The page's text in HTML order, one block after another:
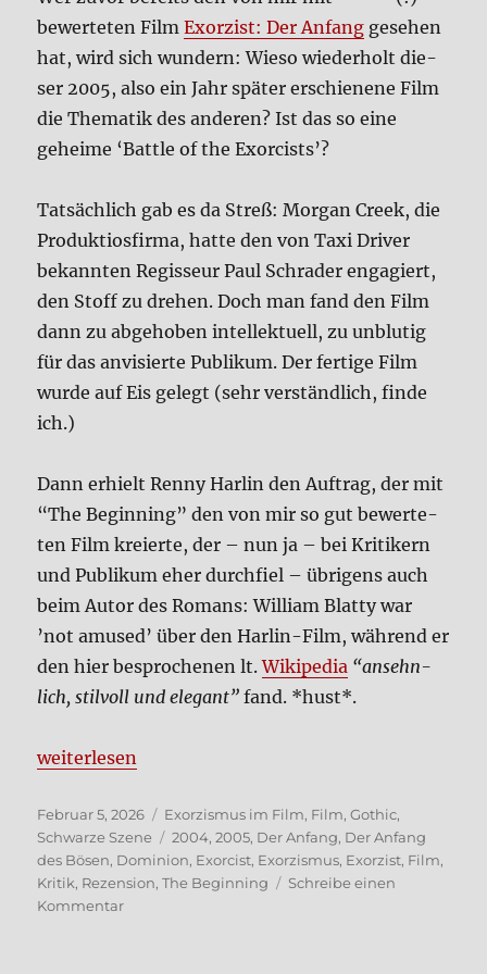
bewer­te­ten FilmExor­zist: Der Anfang gese­hen
hat, wird sich wun­dern: Wie­so wie­der­holt die­
ser 2005, also ein Jahr spä­ter erschie­ne­ne Film
die The­ma­tik des ande­ren? Ist das so eine
gehei­me ‘Batt­le of the Exor­cists’?
Tat­säch­lich gab es da Streß: Mor­gan Creek, die
Pro­duk­tios­fir­ma, hat­te den von Taxi Dri­ver
bekann­ten Regis­seur Paul Schr­a­der enga­giert,
den Stoff zu dre­hen. Doch man fand den Film
dann zu abge­ho­ben intel­lek­tu­ell, zu unblu­tig
für das anvi­sier­te Publi­kum. Der fer­ti­ge Film
wur­de auf Eis gelegt (sehr ver­ständ­lich, fin­de
ich.)
Dann erhielt Ren­ny Har­lin den Auf­trag, der mit
“The Begin­ning” den von mir so gut bewer­te­
ten Film kre­ierte, der – nun ja – bei Kri­ti­kern
und Publi­kum eher durch­fiel – übri­gens auch
beim Autor des Romans: Wil­liam Blat­ty war
’not amu­sed’ über den Har­lin-Film, wäh­rend er
den hier bespro­che­nen lt.Wiki­pe­dia “ansehn­
lich, stil­voll und ele­gant” fand. *hust*.
„Domi­ni­on: Exor­cist – Der Anfang des Bösen
wei­ter­le­sen
Veröffentlicht
am
Februar 5, 2026 Kategorien
Exorzismus im Film, Film,Gothic,
Schwarze Szene
Schlagwörter
2004,2005, Der Anfang, Der Anfang
des Bösen, Dominion, Exorcist, Exorzismus, Exorzist, Film,
Kritik, Rezension,The Beginning
Schreibe einen
Kommentarzu